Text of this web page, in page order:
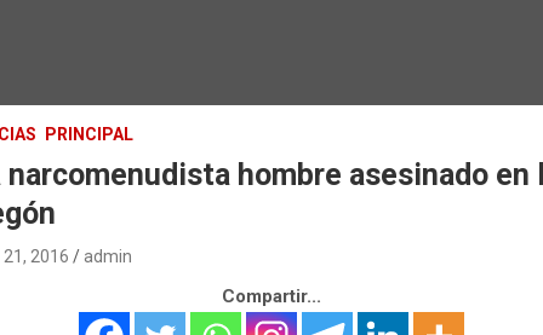
PRINCIPAL
narcomenudista hombre asesinado en
2016 admin
Compartir...